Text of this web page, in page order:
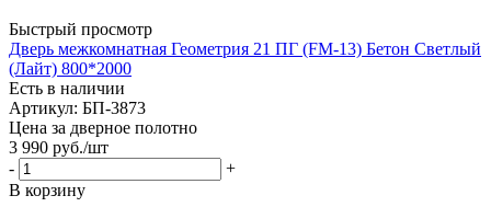
Быстрый просмотр
Дверь межкомнатная Геометрия 21 ПГ (FM-13) Бетон Светлый
(Лайт) 800*2000
Есть в наличии
Артикул: БП-3873
Цена за дверное полотно
3 990 руб./шт
-
+
В корзину